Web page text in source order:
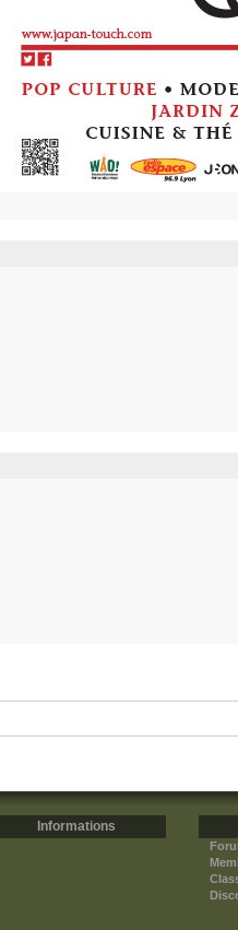
Informations